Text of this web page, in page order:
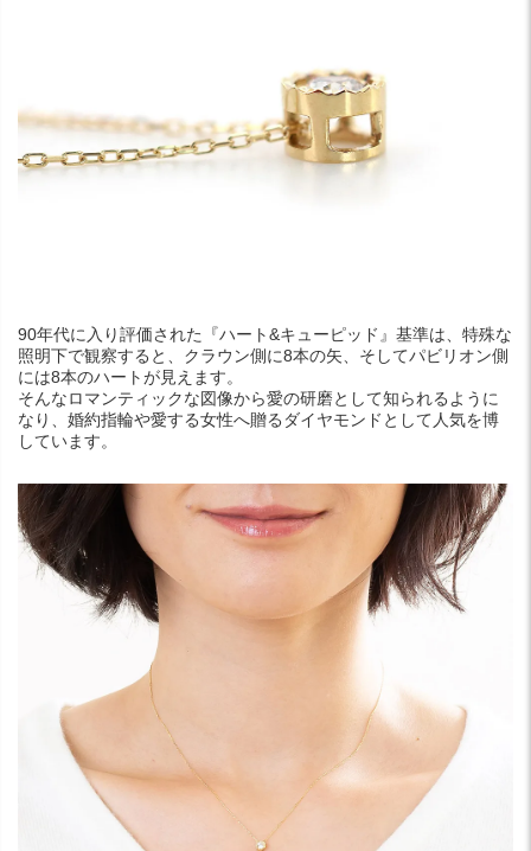
90年代に入り評価された『ハート&キューピッド』基準は、特殊な
照明下で観察すると、クラウン側に8本の矢、そしてパビリオン側
には8本のハートが見えます。
そんなロマンティックな図像から愛の研磨として知られるように
なり、婚約指輪や愛する女性へ贈るダイヤモンドとして人気を博
しています。